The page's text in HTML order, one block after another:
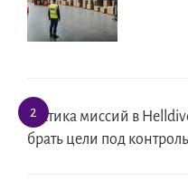
Тактика миссий в
брать цели под контроль